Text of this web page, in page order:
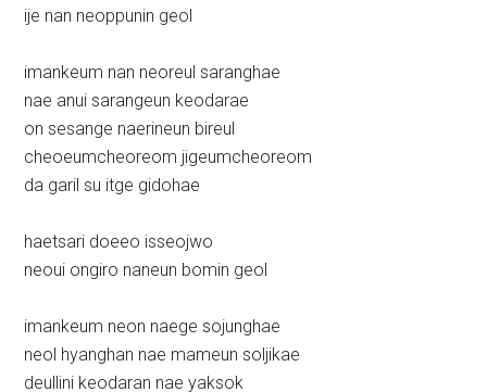
ije nan neoppunin geol
imankeum nan neoreul saranghae
nae anui sarangeun keodarae
on sesange naerineun bireul
cheoeumcheoreom jigeumcheoreom
da garil su itge gidohae
haetsari doeeo isseojwo
neoui ongiro naneun bomin geol
imankeum neon naege sojunghae
neol hyanghan nae mameun soljikae
deullini keodaran nae yaksok